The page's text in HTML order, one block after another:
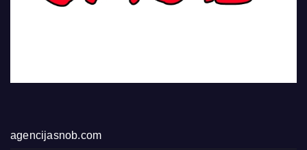
agencijasnob.com